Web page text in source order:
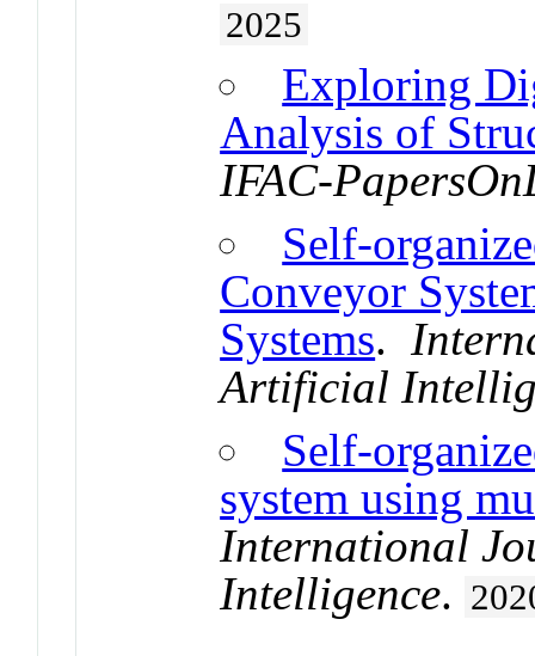
2025
Exploring
Analysis of
IFAC-
Self-
Conveyor
Systems.
Artificial
Self-
system using
International
Intelligence.